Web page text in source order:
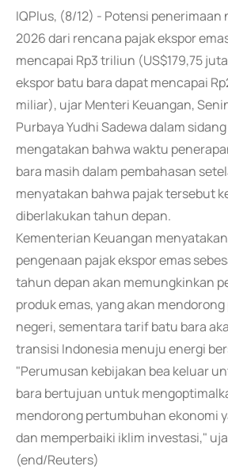
IQPlus, (8/12) - Potensi penerimaan
2026 dari rencana pajak ekspor
mencapai Rp3 triliun (US$179,75
ekspor batu bara dapat mencapai
miliar), ujar Menteri Keuangan,
Purbaya Yudhi Sadewa dalam
mengatakan bahwa waktu
bara masih dalam pembahasan
menyatakan bahwa pajak tersebut
diberlakukan tahun depan.
Kementerian Keuangan
pengenaan pajak ekspor emas
tahun depan akan memungkinkan
produk emas, yang akan
negeri, sementara tarif batu bara
transisi Indonesia menuju energi
"Perumusan kebijakan bea keluar
bara bertujuan untuk
mendorong pertumbuhan ekonomi
dan memperbaiki iklim investasi,"
(end/Reuters)